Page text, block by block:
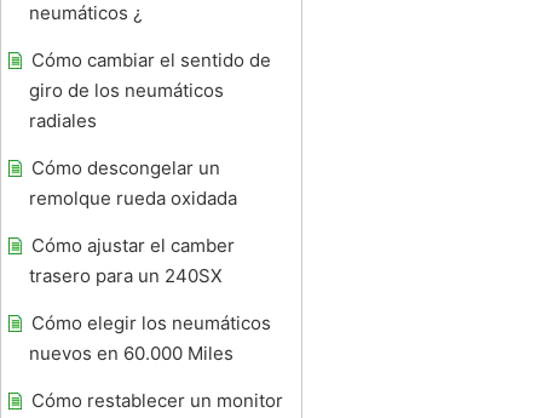
neumáticos ¿
Cómo cambiar el sentido de
giro de los neumáticos
radiales
Cómo descongelar un
remolque rueda oxidada
Cómo ajustar el camber
trasero para un 240SX
Cómo elegir los neumáticos
nuevos en 60.000 Miles
Cómo restablecer un monitor